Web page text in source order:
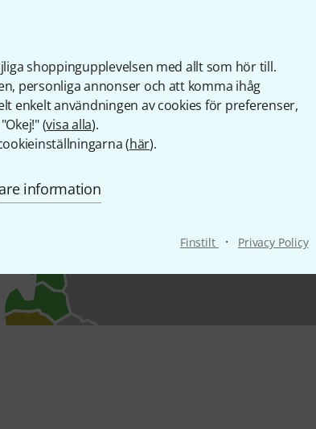
shoppingupplevelsen med allt som hör till.
personliga annonser och att komma ihåg
enkelt användningen av cookies för preferenser,
(visa alla).
(här).
information
Finstilt · Privacy Policy
dessa frekvenser är tillåtna för trådlösa applikationer.